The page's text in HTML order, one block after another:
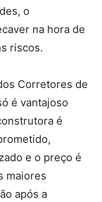
o
na hora de
riscos.
Corretores de
é vantajoso
é
e o preço é
maiores
após a